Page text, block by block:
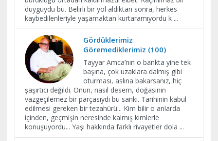
duyguydu bu. Belirli bir yol aldıktan sonra, herkes
kaybedilenleriyle yaşamaktan kurtaramıyordu k ...
Gördüklerimiz
Göremediklerimiz (100)
Tayyar Amca’nın o bankta yine tek
başına, çok uzaklara dalmış gibi
oturması, aslına bakarsanız, hiç
şaşırtıcı değildi. Onun, nasıl desem, doğasının
vazgeçilemez bir parçasıydı bu sanki. Tarihinin kabul
edilmesi gereken bir tezahürü... Kim bilir o anlarda
içinden, geçmişin neresinde kalmış kimlerle
konuşuyordu... Yaşı hakkında farklı rivayetler dola ...